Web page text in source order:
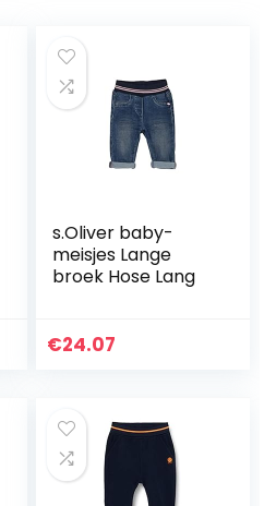
s.Oliver baby-
meisjes Lange
broek Hose Lang
€24.07